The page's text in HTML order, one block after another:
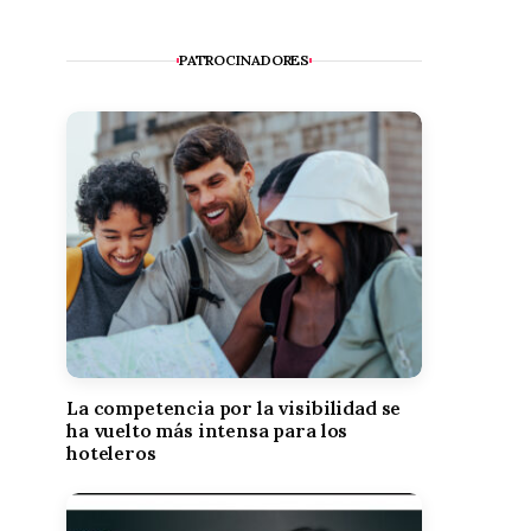
PATROCINADORES
La competencia por la visibilidad se
ha vuelto más intensa para los
hoteleros